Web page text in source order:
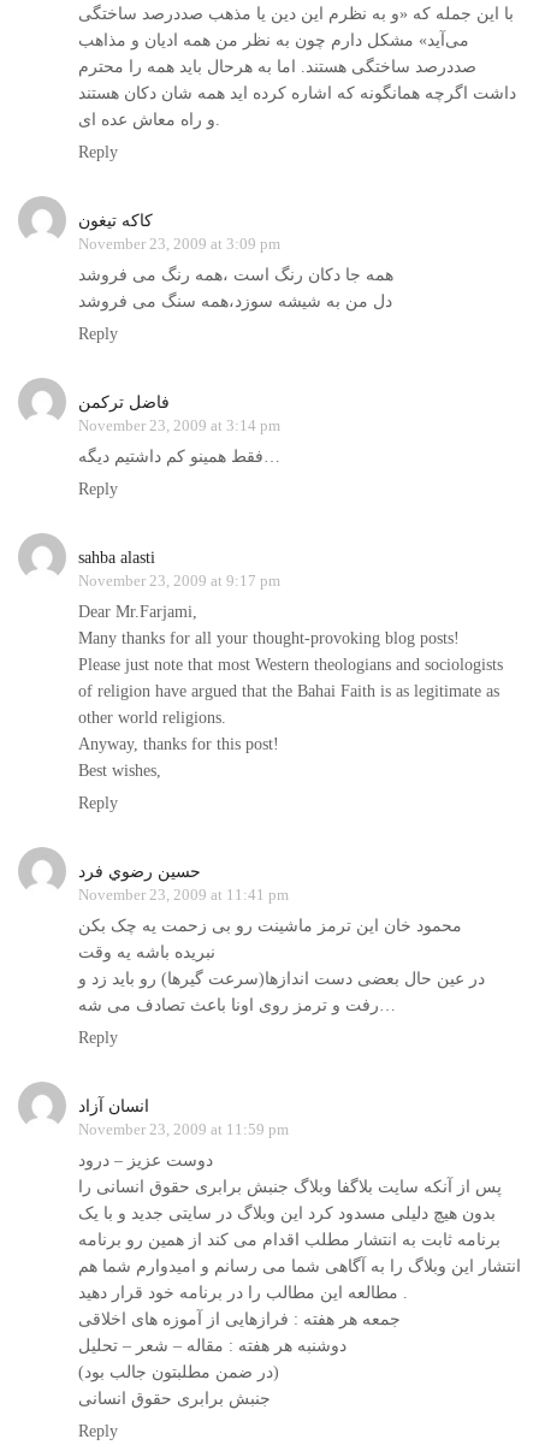
با این جمله که «و به نظرم این دین یا مذهب صددرصد ساختگی
می‌آید» مشکل دارم چون به نظر من همه ادیان و مذاهب
صددرصد ساختگی هستند. اما به هرحال باید همه را محترم
داشت اگرچه همانگونه که اشاره کرده اید همه شان دکان هستند
و راه معاش عده ای.
Reply
کاکه تیغون
November 23, 2009 at 3:09 pm
همه جا دکان رنگ است ،همه رنگ می فروشد
دل من به شیشه سوزد،همه سنگ می فروشد
Reply
فاضل ترکمن
November 23, 2009 at 3:14 pm
فقط همينو کم داشتيم ديگه…
Reply
sahba alasti
November 23, 2009 at 9:17 pm
Dear Mr.Farjami,
Many thanks for all your thought-provoking blog posts!
Please just note that most Western theologians and sociologists
of religion have argued that the Bahai Faith is as legitimate as
other world religions.
Anyway, thanks for this post!
Best wishes,
Reply
حسين رضوي فرد
November 23, 2009 at 11:41 pm
محمود خان اين ترمز ماشينت رو بی زحمت يه چک بکن
نبريده باشه يه وقت
در عین حال بعضی دست اندازها(سرعت گيرها) رو بايد زد و
رفت و ترمز روی اونا باعث تصادف می شه…
Reply
انسان آزاد
November 23, 2009 at 11:59 pm
دوست عزیز – درود
پس از آنکه سایت بلاگفا وبلاگ جنبش برابری حقوق انسانی را
بدون هیچ دلیلی مسدود کرد این وبلاگ در سایتی جدید و با یک
برنامه ثابت به انتشار مطلب اقدام می کند از همین رو برنامه
انتشار این وبلاگ را به آگاهی شما می رسانم و امیدوارم شما هم
مطالعه این مطالب را در برنامه خود قرار دهید .
جمعه هر هفته : فرازهایی از آموزه های اخلاقی
دوشنبه هر هفته : مقاله – شعر – تحلیل
(در ضمن مطلبتون جالب بود)
جنبش برابری حقوق انسانی
Reply